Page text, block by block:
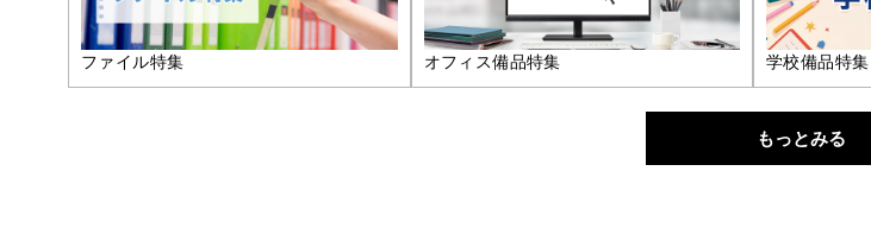
ファイル特集 オフィス備品特集 学校備品特集
もっとみる